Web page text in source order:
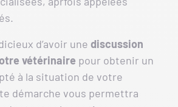
d’avoir une discussion
vétérinaire pour obtenir un
à la situation de votre
démarche vous permettra